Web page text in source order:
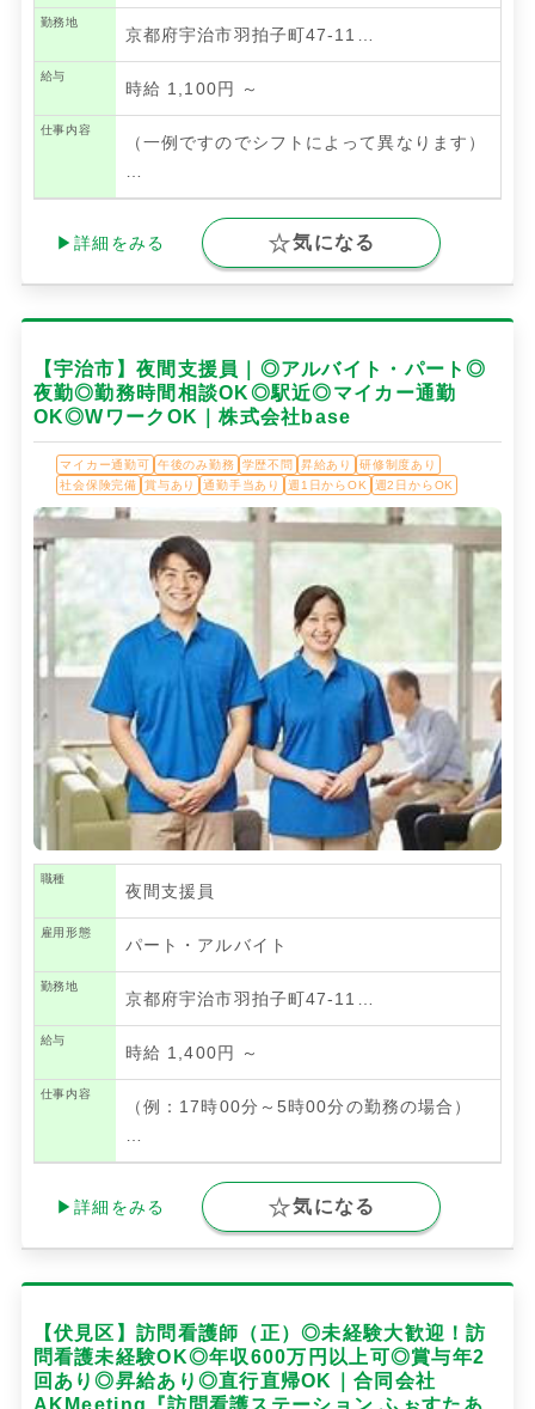
勤務地
京都府宇治市羽拍子町47-11…
給与
時給 1,100円 ～
仕事内容
（一例ですのでシフトによって異なります）
▶詳細をみる 気になる
【宇治市】夜間支援員｜◎アルバイト・パート◎
夜勤◎勤務時間相談OK◎駅近◎マイカー通勤
OK◎WワークOK｜株式会社base
マイカー通勤可 午後のみ勤務 学歴不問 昇給あり
研修制度あり
社会保険完備
賞与あり 通勤手当あり 週1日からOK 週2日からOK
職種
夜間支援員
雇用形態
パート・アルバイト
勤務地
京都府宇治市羽拍子町47-11…
給与
時給 1,400円 ～
仕事内容
（例：17時00分～5時00分の勤務の場合）
…
▶詳細をみる 気になる
【伏見区】訪問看護師（正）◎未経験大歓迎！訪
問看護未経験OK◎年収600万円以上可◎賞与年2
回あり◎昇給あり◎直行直帰OK｜合同会社